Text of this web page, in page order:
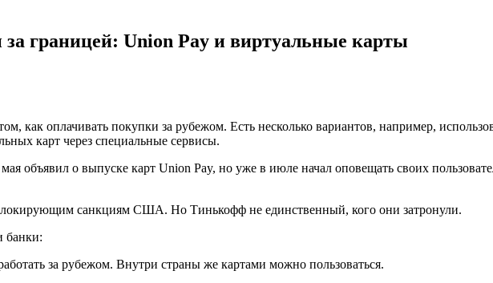
границей: Union Pay и виртуальные карты
как оплачивать покупки за рубежом. Есть несколько вариантов, например,
карт через специальные сервисы.
объявил о выпуске карт Union Pay, но уже в июле начал оповещать своих
блокирующим санкциям США. Но Тинькофф не единственный, кого они затронули.
банки:
за рубежом. Внутри страны же картами можно пользоваться.